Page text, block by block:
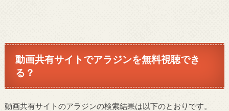
動画共有サイトでアラジンを無料視聴でき
る？
動画共有サイトのアラジンの検索結果は以下のとおりです。